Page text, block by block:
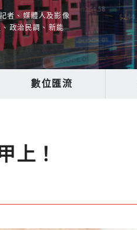
者、媒體人及影像
政治民調、新能
數位匯流
上！